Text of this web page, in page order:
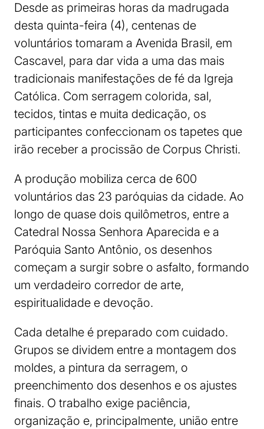
Desde as primeiras horas da madrugada
desta quinta-feira (4), centenas de
voluntários tomaram a Avenida Brasil, em
Cascavel, para dar vida a uma das mais
tradicionais manifestações de fé da Igreja
Católica. Com serragem colorida, sal,
tecidos, tintas e muita dedicação, os
participantes confeccionam os tapetes que
irão receber a procissão de Corpus Christi.
A produção mobiliza cerca de 600
voluntários das 23 paróquias da cidade. Ao
longo de quase dois quilômetros, entre a
Catedral Nossa Senhora Aparecida e a
Paróquia Santo Antônio, os desenhos
começam a surgir sobre o asfalto, formando
um verdadeiro corredor de arte,
espiritualidade e devoção.
Cada detalhe é preparado com cuidado.
Grupos se dividem entre a montagem dos
moldes, a pintura da serragem, o
preenchimento dos desenhos e os ajustes
finais. O trabalho exige paciência,
organização e, principalmente, união entre